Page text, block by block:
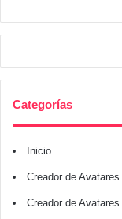
Categorías
Inicio
Creador de
Creador de